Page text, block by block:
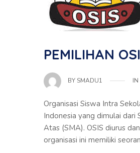
PEMILIHAN
BY SMADU1 IN
Organisasi Siswa Intra
Indonesia yang dimulai dari
Atas (SMA). OSIS diurus
organisasi ini memiliki